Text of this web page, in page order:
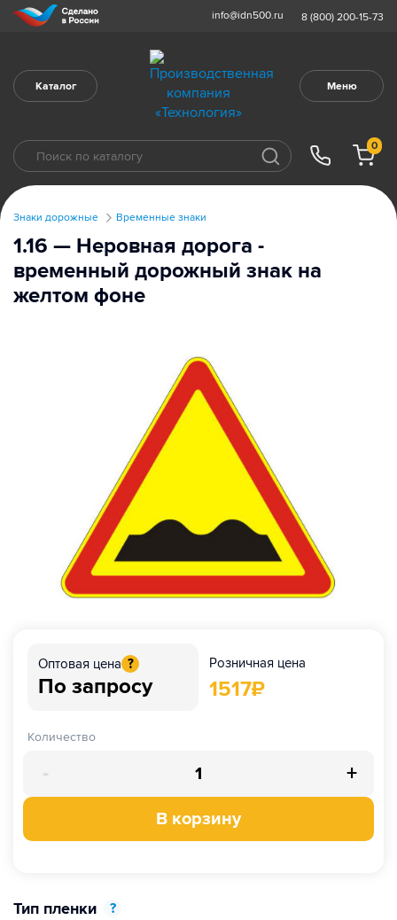
info@idn500.ru 8 (800) 200-15-73
Каталог Меню
0
Знаки дорожные Временные знаки
1.16 — Неровная дорога -
временный дорожный знак на
желтом фоне
Оптовая цена ?
По запросу
Розничная цена
1517₽
Количество
- +
В корзину
Тип пленки
?